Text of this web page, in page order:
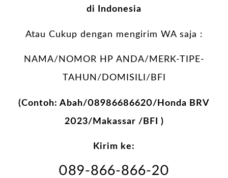
di Indonesia
Atau Cukup dengan mengirim WA saja :
NAMA/NOMOR HP ANDA/MERK-TIPE-
TAHUN/DOMISILI/BFI
(Contoh: Abah/08986686620/Honda BRV
2023/Makassar /BFI )
Kirim ke:
089-866-866-20